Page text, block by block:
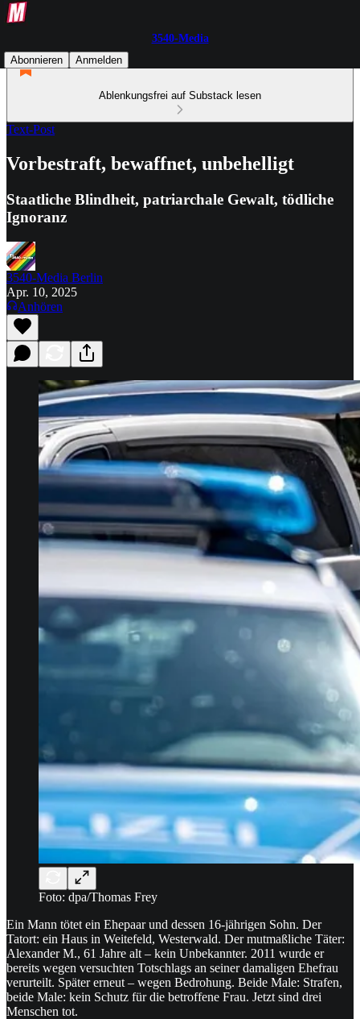
3540-Media
Abonnieren
Anmelden
Ablenkungsfrei auf Substack lesen
Text-Post
Vorbestraft, bewaffnet, unbehelligt
Staatliche Blindheit, patriarchale Gewalt, tödliche
Ignoranz
3540-Media Berlin
Apr. 10, 2025
Anhören
Foto: dpa/Thomas Frey
Ein Mann tötet ein Ehepaar und dessen 16-jährigen Sohn. Der
Tatort: ein Haus in Weitefeld, Westerwald. Der mutmaßliche Täter:
Alexander M., 61 Jahre alt – kein Unbekannter. 2011 wurde er
bereits wegen versuchten Totschlags an seiner damaligen Ehefrau
verurteilt. Später erneut – wegen Bedrohung. Beide Male: Strafen,
beide Male: kein Schutz für die betroffene Frau. Jetzt sind drei
Menschen tot.